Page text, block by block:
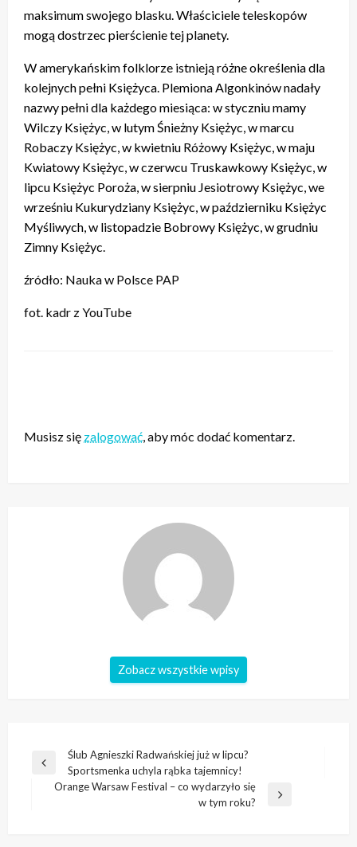
maksimum swojego blasku. Właściciele teleskopów
mogą dostrzec pierścienie tej planety.
W amerykańskim folklorze istnieją różne określenia dla
kolejnych pełni Księżyca. Plemiona Algonkinów nadały
nazwy pełni dla każdego miesiąca: w styczniu mamy
Wilczy Księżyc, w lutym Śnieżny Księżyc, w marcu
Robaczy Księżyc, w kwietniu Różowy Księżyc, w maju
Kwiatowy Księżyc, w czerwcu Truskawkowy Księżyc, w
lipcu Księżyc Poroża, w sierpniu Jesiotrowy Księżyc, we
wrześniu Kukurydziany Księżyc, w październiku Księżyc
Myśliwych, w listopadzie Bobrowy Księżyc, w grudniu
Zimny Księżyc.
źródło: Nauka w Polsce PAP
fot. kadr z YouTube
Musisz się zalogować, aby móc dodać komentarz.
Zobacz wszystkie wpisy
Nawigacja
wpisu
Poprzedni
Ślub Agnieszki Radwańskiej już w lipcu?
Sportsmenka uchyla rąbka tajemnicy!
Orange Warsaw Festival – co wydarzyło się
w tym roku?